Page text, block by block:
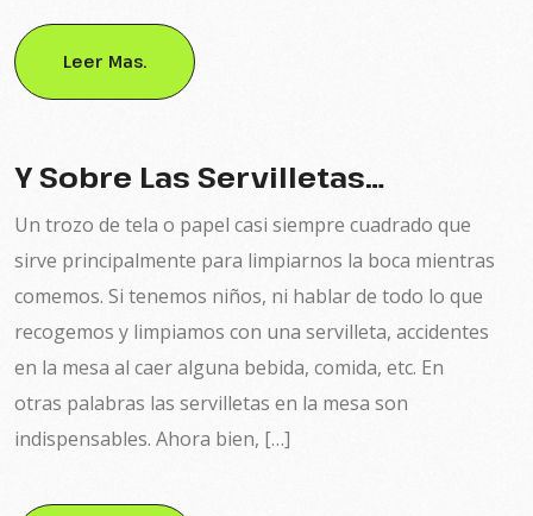
Leer Mas.
Y Sobre Las Servilletas…
Un trozo de tela o papel casi siempre cuadrado que
sirve principalmente para limpiarnos la boca mientras
comemos. Si tenemos niños, ni hablar de todo lo que
recogemos y limpiamos con una servilleta, accidentes
en la mesa al caer alguna bebida, comida, etc. En
otras palabras las servilletas en la mesa son
indispensables. Ahora bien, […]